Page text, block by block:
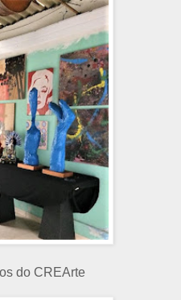
do CREArte